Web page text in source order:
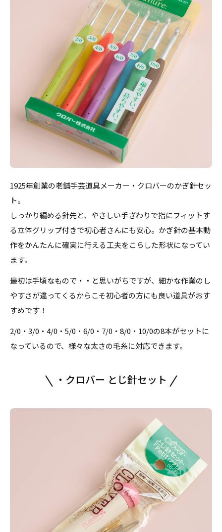
1925年創業の老舗手芸道具メーカー・クロバーのかぎ針セッ
ト。
しっかり編める針先と、やさしい手ざわりで指にフィットす
る立体グリップ付きで初心者さんにも安心。かぎ針の基本動
作をかんたんに確実に行える工夫をこらした形状になってい
ます。
最初は手頃なもので・・と思いがちですが、細かな作業のし
やすさが違ってくるからこそ初心者の方にも良い道具がおす
すめです！
2/0・3/0・4/0・5/0・6/0・7/0・8/0・10/0の8本がセットに
なっているので、様々な太さの毛糸に対応できます。
・クロバー とじ針セット